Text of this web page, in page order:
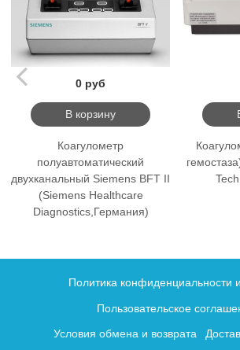
0 руб
В корзину
Коагулометр
полуавтоматический
двухканальный Siemens BFT II
(Siemens Healthcare
Diagnostics,Германия)
Политика конфиденциальности
Пользовательское
Условия обмена и возврата